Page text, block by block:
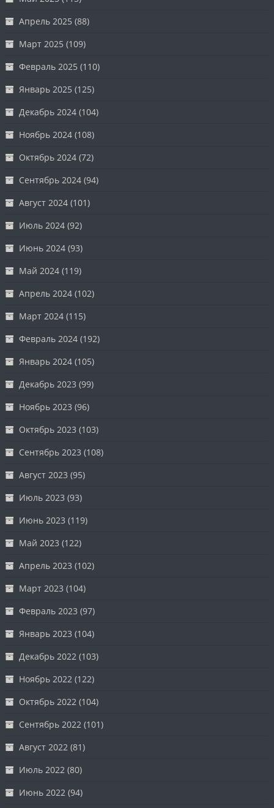
Апрель 2025 (88)
Март 2025 (109)
Февраль 2025 (110)
Январь 2025 (125)
Декабрь 2024 (104)
Ноябрь 2024 (108)
Октябрь 2024 (72)
Сентябрь 2024 (94)
Август 2024 (101)
Июль 2024 (92)
Июнь 2024 (93)
Май 2024 (119)
Апрель 2024 (102)
Март 2024 (115)
Февраль 2024 (192)
Январь 2024 (105)
Декабрь 2023 (99)
Ноябрь 2023 (96)
Октябрь 2023 (103)
Сентябрь 2023 (108)
Август 2023 (95)
Июль 2023 (93)
Июнь 2023 (119)
Май 2023 (122)
Апрель 2023 (102)
Март 2023 (104)
Февраль 2023 (97)
Январь 2023 (104)
Декабрь 2022 (103)
Ноябрь 2022 (122)
Октябрь 2022 (104)
Сентябрь 2022 (101)
Август 2022 (81)
Июль 2022 (80)
Июнь 2022 (94)